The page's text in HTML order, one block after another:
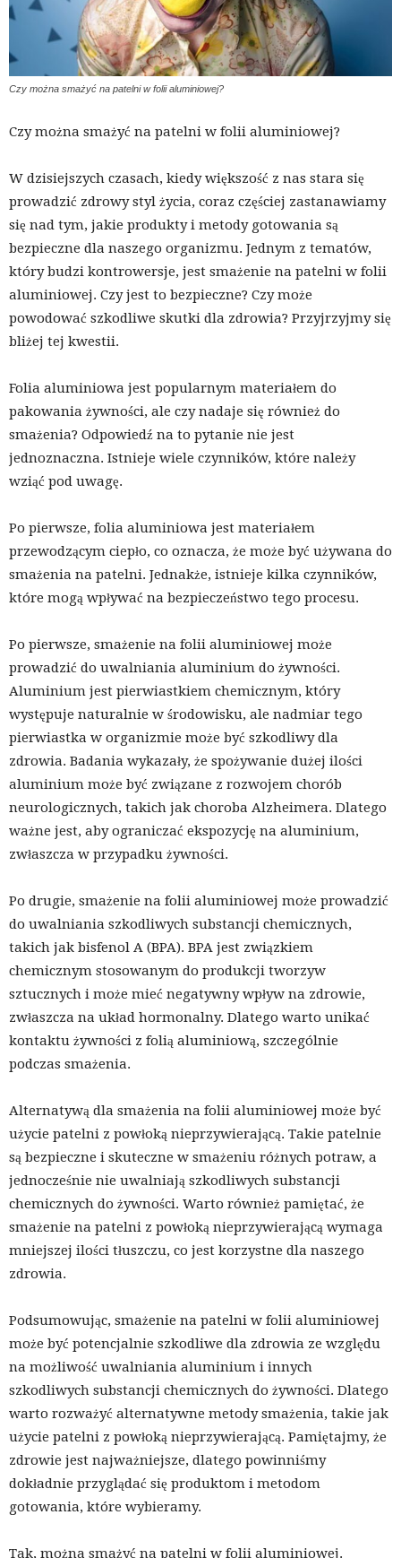
Czy można smażyć na patelni w folii aluminiowej?
Czy można smażyć na patelni w folii aluminiowej?
W dzisiejszych czasach, kiedy większość z nas stara się
prowadzić zdrowy styl życia, coraz częściej zastanawiamy
się nad tym, jakie produkty i metody gotowania są
bezpieczne dla naszego organizmu. Jednym z tematów,
który budzi kontrowersje, jest smażenie na patelni w folii
aluminiowej. Czy jest to bezpieczne? Czy może
powodować szkodliwe skutki dla zdrowia? Przyjrzyjmy się
bliżej tej kwestii.
Folia aluminiowa jest popularnym materiałem do
pakowania żywności, ale czy nadaje się również do
smażenia? Odpowiedź na to pytanie nie jest
jednoznaczna. Istnieje wiele czynników, które należy
wziąć pod uwagę.
Po pierwsze, folia aluminiowa jest materiałem
przewodzącym ciepło, co oznacza, że może być używana do
smażenia na patelni. Jednakże, istnieje kilka czynników,
które mogą wpływać na bezpieczeństwo tego procesu.
Po pierwsze, smażenie na folii aluminiowej może
prowadzić do uwalniania aluminium do żywności.
Aluminium jest pierwiastkiem chemicznym, który
występuje naturalnie w środowisku, ale nadmiar tego
pierwiastka w organizmie może być szkodliwy dla
zdrowia. Badania wykazały, że spożywanie dużej ilości
aluminium może być związane z rozwojem chorób
neurologicznych, takich jak choroba Alzheimera. Dlatego
ważne jest, aby ograniczać ekspozycję na aluminium,
zwłaszcza w przypadku żywności.
Po drugie, smażenie na folii aluminiowej może prowadzić
do uwalniania szkodliwych substancji chemicznych,
takich jak bisfenol A (BPA). BPA jest związkiem
chemicznym stosowanym do produkcji tworzyw
sztucznych i może mieć negatywny wpływ na zdrowie,
zwłaszcza na układ hormonalny. Dlatego warto unikać
kontaktu żywności z folią aluminiową, szczególnie
podczas smażenia.
Alternatywą dla smażenia na folii aluminiowej może być
użycie patelni z powłoką nieprzywierającą. Takie patelnie
są bezpieczne i skuteczne w smażeniu różnych potraw, a
jednocześnie nie uwalniają szkodliwych substancji
chemicznych do żywności. Warto również pamiętać, że
smażenie na patelni z powłoką nieprzywierającą wymaga
mniejszej ilości tłuszczu, co jest korzystne dla naszego
zdrowia.
Podsumowując, smażenie na patelni w folii aluminiowej
może być potencjalnie szkodliwe dla zdrowia ze względu
na możliwość uwalniania aluminium i innych
szkodliwych substancji chemicznych do żywności. Dlatego
warto rozważyć alternatywne metody smażenia, takie jak
użycie patelni z powłoką nieprzywierającą. Pamiętajmy, że
zdrowie jest najważniejsze, dlatego powinniśmy
dokładnie przyglądać się produktom i metodom
gotowania, które wybieramy.
Tak, można smażyć na patelni w folii aluminiowej.